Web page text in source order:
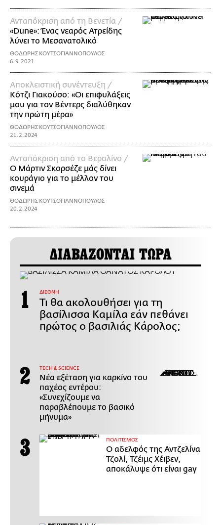
Ανταπόκριση από τη Βενετία /
«Dune»: Ένας νεαρός Ατρείδης
λύνει το Μεσανατολικό
ΘΟΔΩΡΗΣ ΚΟΥΤΣΟΓΙΑΝΝΟΠΟΥΛΟΣ
6.9.2021
Αποκλειστική συνέντευξη /
Κότζι Γιακούσο: «Οι επιφυλάξεις
μου για τον Βέντερς διαλύθηκαν
την πρώτη μέρα»
ΘΟΔΩΡΗΣ ΚΟΥΤΣΟΓΙΑΝΝΟΠΟΥΛΟΣ
21.2.2024
Ανταπόκριση από το Βερολίνο /
Ο Μάρτιν Σκορσέζε μάς δίνει
κουράγιο για το μέλλον του
σινεμά
ΘΟΔΩΡΗΣ ΚΟΥΤΣΟΓΙΑΝΝΟΠΟΥΛΟΣ
20.2.2024
ΔΙΑΒΑΖΟΝΤΑΙ ΤΩΡΑ
ΔΙΕΘΝΗ
Τι θα ακολουθήσει για τη
βασίλισσα Καμίλα εάν πεθάνει
πρώτος ο βασιλιάς Κάρολος;
ΤECH & SCIENCE
Νέα εξέταση για καρκίνο του
παχέος εντέρου:
«Συνεχίζουμε να
παραβλέπουμε το βασικό
μήνυμα»
ΠΟΛΙΤΙΣΜΟΣ
Ο αδελφός της Αντζελίνα
Τζολί, Τζέιμς Χέιβεν,
αποκάλυψε ότι είναι gay